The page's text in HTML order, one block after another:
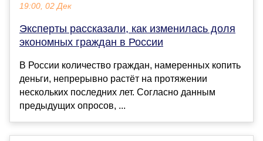
19:00, 02 Дек
Эксперты рассказали, как изменилась доля
экономных граждан в России
В России количество граждан, намеренных копить
деньги, непрерывно растёт на протяжении
нескольких последних лет. Согласно данным
предыдущих опросов, ...